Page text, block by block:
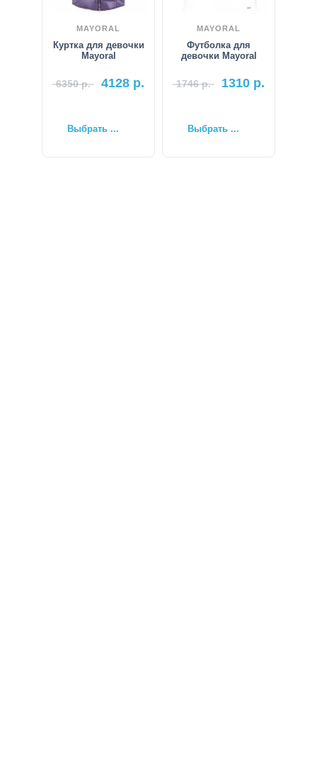
MAYORAL
Куртка для девочки
Mayoral
6350р. 4128 р.
Выбрать ...
MAYORAL
Футболка для
девочки Mayoral
1746р. 1310 р.
Выбрать ...